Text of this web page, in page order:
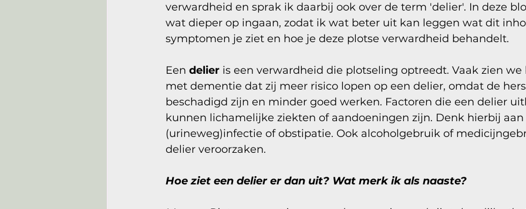
verwardheid en sprak ik daarbij ook over de term 'delier'. In deze
wat dieper op ingaan, zodat ik wat beter uit kan leggen wat dit
symptomen je ziet en hoe je deze plotse verwardheid behandelt.
Een delier is een verwardheid die plotseling optreedt. Vaak zien we
met dementie dat zij meer risico lopen op een delier, omdat de
beschadigd zijn en minder goed werken. Factoren die een delier
kunnen lichamelijke ziekten of aandoeningen zijn. Denk hierbij aan
(urineweg)infectie of obstipatie. Ook alcoholgebruik of
delier veroorzaken.
Hoe ziet een delier er dan uit? Wat merk ik als naaste?